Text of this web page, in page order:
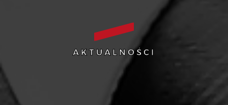
AKTUALNOŚCI